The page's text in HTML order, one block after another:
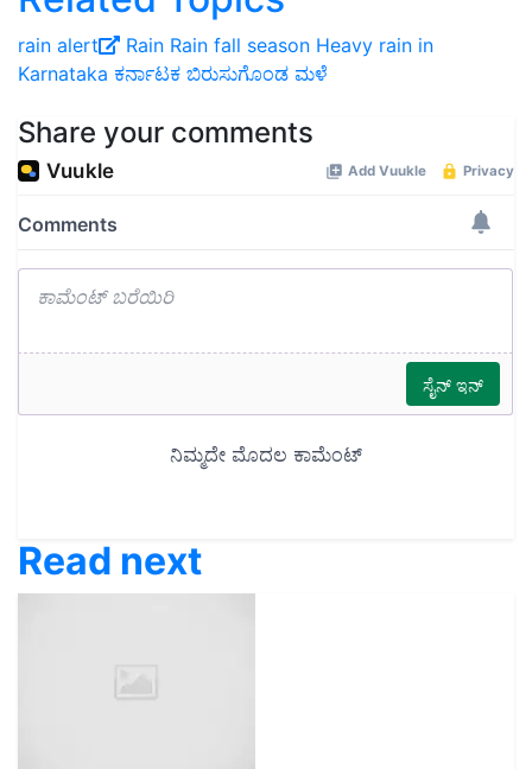
rain alert Rain Rain fall season Heavy rain in
Karnataka ಕರ್ನಾಟಕ ಬಿರುಸುಗೊಂಡ ಮಳೆ
Share your comments
Read next